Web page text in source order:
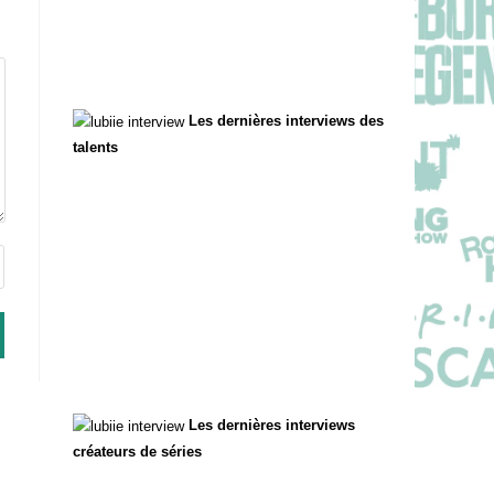
Les dernières interviews des
talents
Les dernières interviews
créateurs de séries